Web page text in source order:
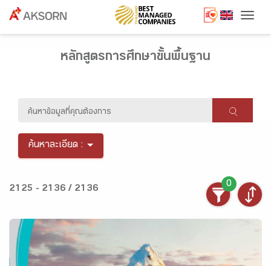
หลักสูตรการศึกษาขั้นพื้นฐาน
ค้นหาละเอียด :
2125 - 2136 / 2136
0